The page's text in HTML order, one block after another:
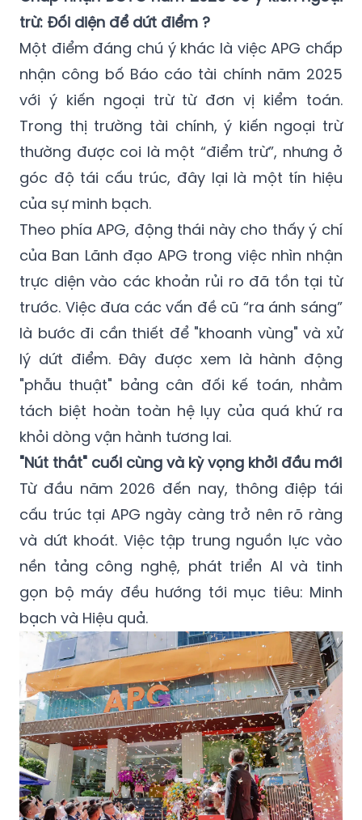
trừ: Đối diện để dứt điểm ?
Một điểm đáng chú ý khác là việc APG chấp
nhận công bố Báo cáo tài chính năm 2025
với ý kiến ngoại trừ từ đơn vị kiểm toán.
Trong thị trường tài chính, ý kiến ngoại trừ
thường được coi là một “điểm trừ”, nhưng ở
góc độ tái cấu trúc, đây lại là một tín hiệu
của sự minh bạch.
Theo phía APG, động thái này cho thấy ý chí
của Ban Lãnh đạo APG trong việc nhìn nhận
trực diện vào các khoản rủi ro đã tồn tại từ
trước. Việc đưa các vấn đề cũ “ra ánh sáng”
là bước đi cần thiết để "khoanh vùng" và xử
lý dứt điểm. Đây được xem là hành động
"phẫu thuật" bảng cân đối kế toán, nhằm
tách biệt hoàn toàn hệ lụy của quá khứ ra
khỏi dòng vận hành tương lai.
"Nút thắt" cuối cùng và kỳ vọng khởi đầu mới
Từ đầu năm 2026 đến nay, thông điệp tái
cấu trúc tại APG ngày càng trở nên rõ ràng
và dứt khoát. Việc tập trung nguồn lực vào
nền tảng công nghệ, phát triển AI và tinh
gọn bộ máy đều hướng tới mục tiêu: Minh
bạch và Hiệu quả.